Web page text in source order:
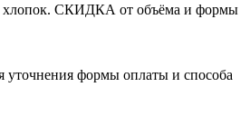
хлопок. СКИДКА от объёма и формы
формы оплаты и способа